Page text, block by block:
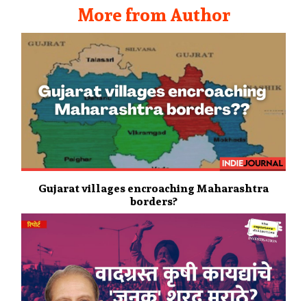
More from Author
Gujarat villages encroaching Maharashtra
borders?